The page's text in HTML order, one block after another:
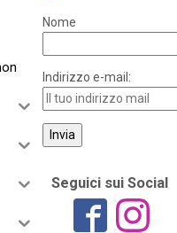
Nome
Indirizzo e-mail:
Seguici sui Social